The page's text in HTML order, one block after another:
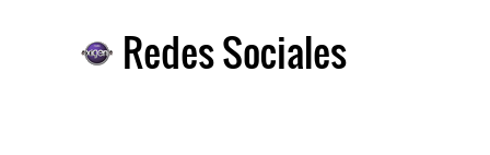
Redes Sociales